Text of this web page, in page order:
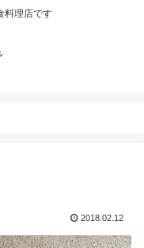
料理店です
2018.02.12